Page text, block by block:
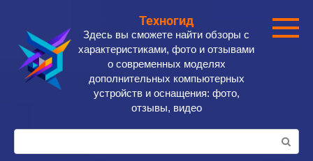
контенту
Техногид
Здесь вы сможете найти обзоры с
характеристиками, фото и отзывами
о современных моделях
дополнительных компьютерных
устройств и оснащения: фото,
отзывы, видео
Поиск: